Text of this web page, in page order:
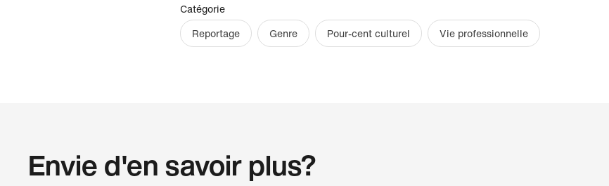
Catégorie
Reportage
Genre Pour-cent culturel Vie professionnelle
Envie d'en savoir plus?